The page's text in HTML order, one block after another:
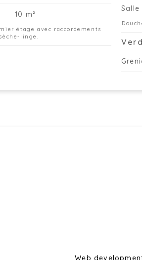
10 m²
étage avec raccordements
linge.
Salle